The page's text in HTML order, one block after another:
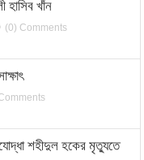
হাসিব খাঁন
(0) Comments
শহীদুল হকের মৃত্যুতে